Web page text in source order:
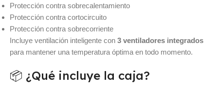
Protección contra sobrecalentamiento
Protección contra cortocircuito
Protección contra sobrecorriente
Incluye ventilación inteligente con 3 ventiladores integrados
para mantener una temperatura óptima en todo momento.
📦 ¿Qué incluye la caja?